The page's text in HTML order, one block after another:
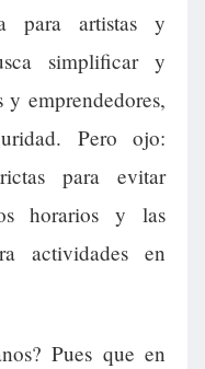
para artistas y
simplificar y
emprendedores,
Pero ojo:
para evitar
horarios y las
actividades en
Pues que en